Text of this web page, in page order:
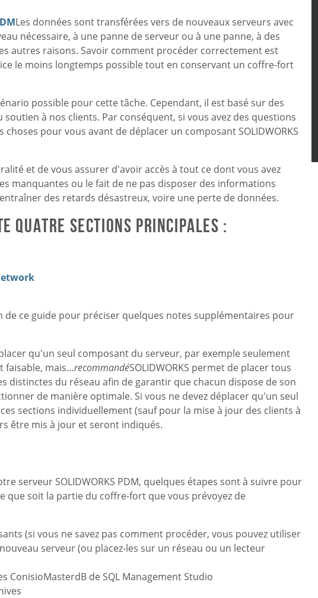
Les données sont transférées vers de nouveaux serveurs avec
nécessaire, à une panne de serveur ou à une panne, à des
autres raisons. Savoir comment procéder correctement est
le moins longtemps possible tout en conservant un coffre-fort
possible pour cette tâche. Cependant, il est basé sur des
à nos clients. Par conséquent, si vous avez des questions
choses pour vous avant de déplacer un composant SOLIDWORKS
et de vous assurer d'avoir accès à tout ce dont vous avez
manquantes ou le fait de ne pas disposer des informations
des retards désastreux, voire une perte de données.
quatre sections principales :
de ce guide pour préciser quelques notes supplémentaires pour
qu'un seul composant du serveur, par exemple seulement
faisable, mais…recommandéSOLIDWORKS permet de placer tous
distinctes du réseau afin de garantir que chacun dispose de son
de manière optimale. Si vous ne devez déplacer qu'un seul
sections individuellement (sauf pour la mise à jour des clients à
être mis à jour et seront indiqués.
serveur SOLIDWORKS PDM, quelques étapes sont à suivre pour
que soit la partie du coffre-fort que vous prévoyez de
(si vous ne savez pas comment procéder, vous pouvez utiliser
serveur (ou placez-les sur un réseau ou un lecteur
ConisioMasterdB de SQL Management Studio